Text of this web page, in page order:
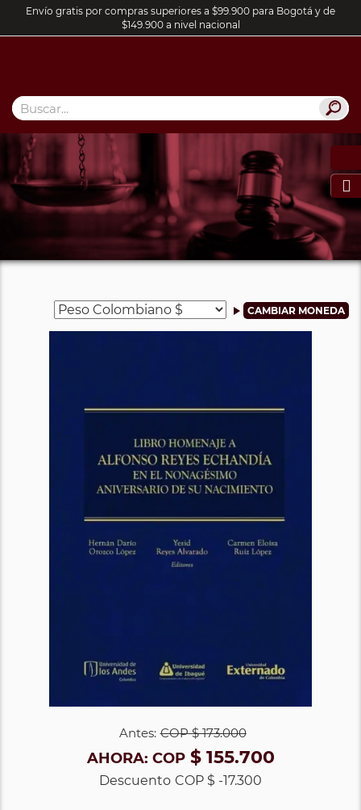
Envío gratis por compras superiores a $99.900 para Bogotá y de
$149.900 a nivel nacional

Antes: COP$ 173.000
AHORA: COP$ 155.700
Descuento COP $ -17.300